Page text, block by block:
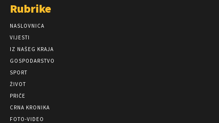
Rubrike
NASLOVNICA
VIJESTI
IZ NAŠEG KRAJA
GOSPODARSTVO
SPORT
ŽIVOT
PRIČE
CRNA KRONIKA
FOTO-VIDEO